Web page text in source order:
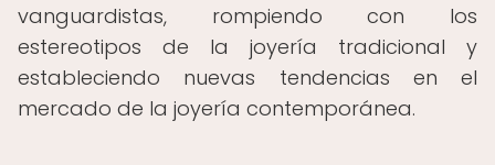
vanguardistas, rompiendo con los
estereotipos de la joyería tradicional y
estableciendo nuevas tendencias en el
mercado de la joyería contemporánea.